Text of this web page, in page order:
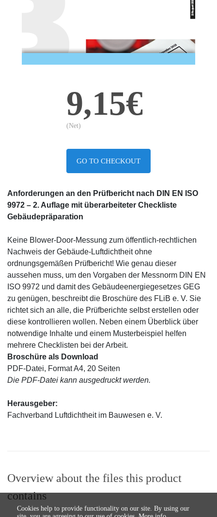
9,15€
(Net)
GO TO CHECKOUT
Anforderungen an den Prüfbericht nach DIN EN ISO
9972 – 2. Auflage mit überarbeiteter Checkliste
Gebäudepräparation
Keine Blower-Door-Messung zum öffentlich-rechtlichen
Nachweis der Gebäude-Luftdichtheit ohne
ordnungsgemäßen Prüfbericht! Wie genau dieser
aussehen muss, um den Vorgaben der Messnorm DIN EN
ISO 9972 und damit des Gebäudeenergiegesetzes GEG
zu genügen, beschreibt die Broschüre des FLiB e. V. Sie
richtet sich an alle, die Prüfberichte selbst erstellen oder
diese kontrollieren wollen. Neben einem Überblick über
notwendige Inhalte und einem Musterbeispiel helfen
mehrere Checklisten bei der Arbeit.
Broschüre als Download
PDF-Datei, Format A4, 20 Seiten
Die PDF-Datei kann ausgedruckt werden.
Herausgeber:
Fachverband Luftdichtheit im Bauwesen e. V.
Overview about the files this product
contains
Cookies help to provide functionality on our site. By using our